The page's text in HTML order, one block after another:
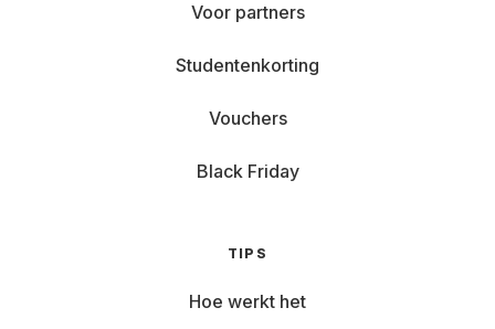
Voor partners
Studentenkorting
Vouchers
Black Friday
TIPS
Hoe werkt het